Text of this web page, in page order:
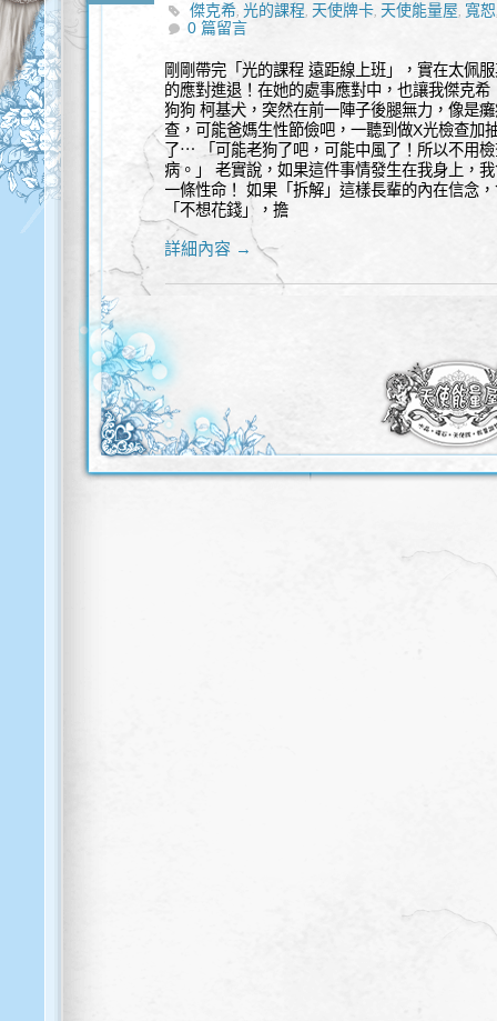
傑克希,光的課程, 天使牌卡, 天使能量屋, 寬恕
0 篇留言
剛剛帶完「光的課程 遠距線上班」，實在太佩
的應對進退！在她的處事應對中，也讓我傑克
狗狗 柯基犬，突然在前一陣子後腿無力，像是
查，可能爸媽生性節儉吧，一聽到做X光檢查加
了⋯ 「可能老狗了吧，可能中風了！所以不用
病。」 老實說，如果這件事情發生在我身上，
一條性命！ 如果「拆解」這樣長輩的內在信念
「不想花錢」，擔
詳細內容 →